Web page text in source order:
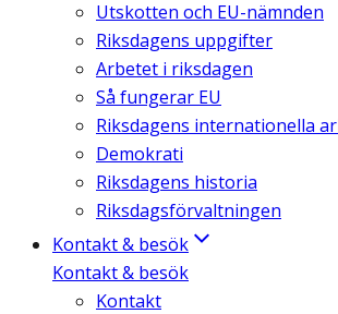
Utskotten och EU-nämnden
Riksdagens uppgifter
Arbetet i riksdagen
Så fungerar EU
Riksdagens internationella
Demokrati
Riksdagens historia
Riksdagsförvaltningen
Kontakt & besök
Kontakt & besök
Kontakt